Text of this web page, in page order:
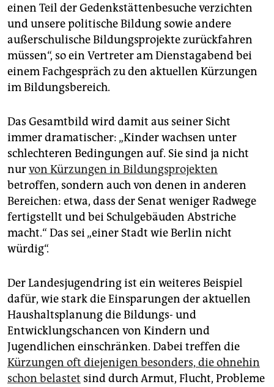
einen Teil der Gedenkstättenbesuche verzichten
und unsere politische Bildung sowie andere
außerschulische Bildungsprojekte zurückfahren
müssen“, so ein Vertreter am Dienstagabend bei
einem Fachgespräch zu den aktuellen Kürzungen
im Bildungsbereich.
Das Gesamtbild wird damit aus seiner Sicht
immer dramatischer: „Kinder wachsen unter
schlechteren Bedingungen auf. Sie sind ja nicht
nurvon Kürzungen in Bildungsprojekten
betroffen, sondern auch von denen in anderen
Bereichen: etwa, dass der Senat weniger Radwege
fertigstellt und bei Schulgebäuden Abstriche
macht.“ Das sei „einer Stadt wie Berlin nicht
würdig“.
Der Landesjugendring ist ein weiteres Beispiel
dafür, wie stark die Einsparungen der aktuellen
Haushaltsplanung die Bildungs- und
Entwicklungschancen von Kindern und
Jugendlichen einschränken. Dabei treffen die
Kürzungen oft diejenigen besonders, die ohnehin
schon belastet sind durch Armut, Flucht, Probleme